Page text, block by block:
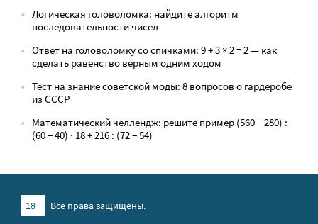
Логическая головоломка: найдите алгоритм
последовательности чисел
Ответ на головоломку со спичками: 9 + 3 × 2 = 2 — как
сделать равенство верным одним ходом
Тест на знание советской моды: 8 вопросов о гардеробе
из СССР
Математический челлендж: решите пример (560 − 280) :
(60 − 40) · 18 + 216 : (72 − 54)
18+
Все права защищены.